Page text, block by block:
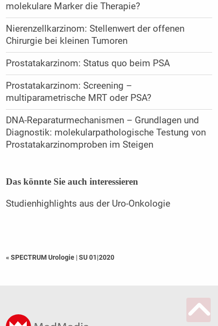
molekulare Marker die Therapie?
Nierenzellkarzinom: Stellenwert der offenen
Chirurgie bei kleinen Tumoren
Prostatakarzinom: Status quo beim PSA
Prostatakarzinom: Screening –
multiparametrische MRT oder PSA?
DNA-Reparaturmechanismen – Grundlagen und
Diagnostik: molekularpathologische Testung von
Prostatakarzinomproben im Steigen
Das könnte Sie auch interessieren
Studienhighlights aus der Uro-Onkologie
« SPECTRUM Urologie |SU 01|2020